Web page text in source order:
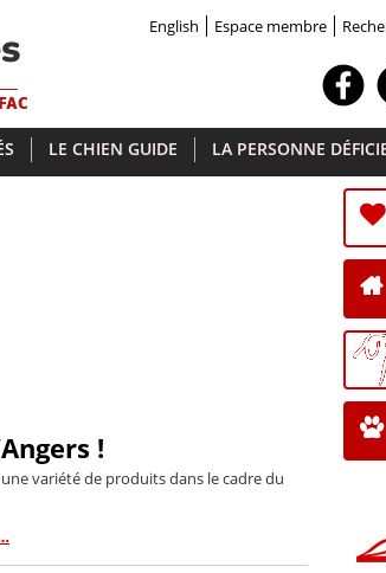
English Espace membre
LE CHIEN GUIDE LA PERSONNE
!
variété de produits dans le cadre du